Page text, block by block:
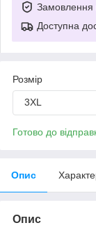
Замовлення
Доступна
Розмір
3XL
Готово до
Опис
Опис